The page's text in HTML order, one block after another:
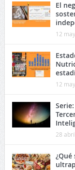
El
12
12
28